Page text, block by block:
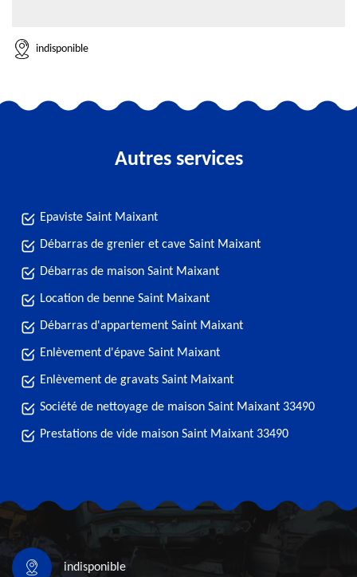
indisponible
Autres services
Epaviste Saint Maixant
Débarras de grenier et cave Saint Maixant
Débarras de maison Saint Maixant
Location de benne Saint Maixant
Débarras d'appartement Saint Maixant
Enlèvement d'épave Saint Maixant
Enlèvement de gravats Saint Maixant
Société de nettoyage de maison Saint Maixant 33490
Prestations de vide maison Saint Maixant 33490
indisponible